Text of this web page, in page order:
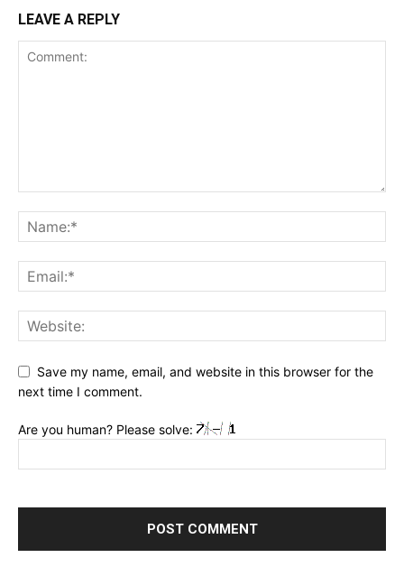
LEAVE A REPLY
Save my name, email, and website in this browser for the
next time I comment.
Are you human? Please solve: